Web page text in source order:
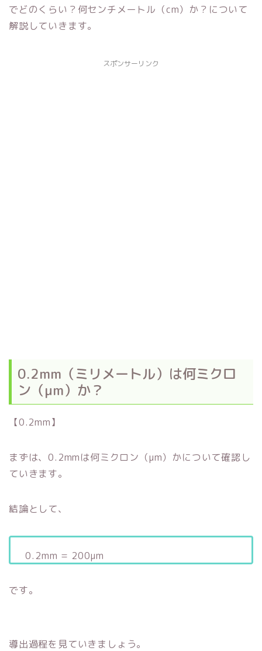
でどのくらい？何センチメートル（cm）か？について
解説していきます。
スポンサーリンク
0.2mm（ミリメートル）は何ミクロ
ン（μm）か？
【0.2mm】
まずは、0.2mmは何ミクロン（μm）かについて確認し
ていきます。
結論として、
0.2mm = 200μm
です。
導出過程を見ていきましょう。